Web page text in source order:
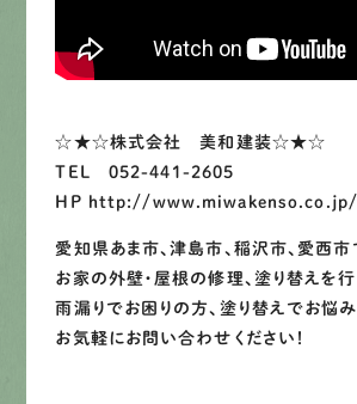
☆★☆株式会社 美和建装☆★☆
TEL 052-441-2605
HP http://www.miwakenso.co.jp/
愛知県あま市、津島市、稲沢市、愛西市
お家の外壁・屋根の修理、塗り替えを行
雨漏りでお困りの方、塗り替えでお悩
お気軽にお問い合わせください！